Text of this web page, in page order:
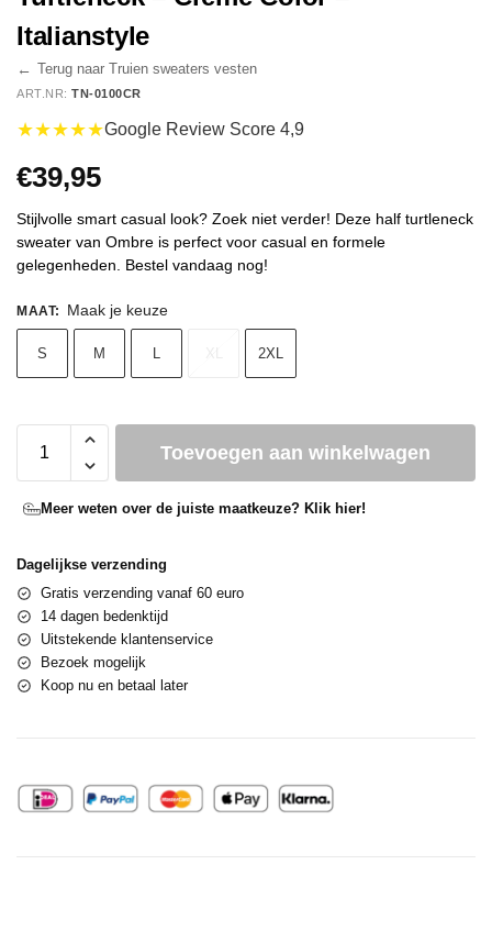
Italianstyle
← Terug naar Truien sweaters vesten
ART.NR: TN-0100CR
★★★★★Google Review Score 4,9
€39,95
Stijlvolle smart casual look? Zoek niet verder! Deze half turtleneck
sweater van Ombre is perfect voor casual en formele
gelegenheden. Bestel vandaag nog!
MAAT: Maak je keuze
S M L 2XL
Toevoegen aan winkelwagen
Meer weten over de juiste maatkeuze? Klik hier!
Dagelijkse verzending
Gratis verzending vanaf 60 euro
14 dagen bedenktijd
Uitstekende klantenservice
Bezoek mogelijk
Koop nu en betaal later